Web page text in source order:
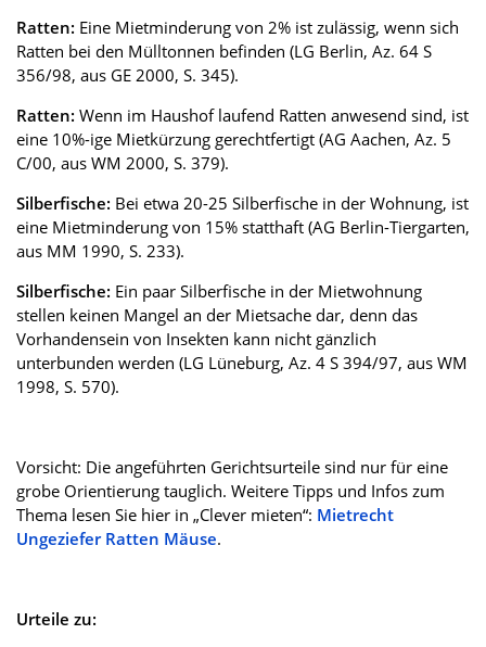
Ratten: Eine Mietminderung von 2% ist zulässig, wenn sich
Ratten bei den Mülltonnen befinden (LG Berlin, Az. 64 S
356/98, aus GE 2000, S. 345).
Ratten: Wenn im Haushof laufend Ratten anwesend sind, ist
eine 10%-ige Mietkürzung gerechtfertigt (AG Aachen, Az. 5
C/00, aus WM 2000, S. 379).
Silberfische: Bei etwa 20-25 Silberfische in der Wohnung, ist
eine Mietminderung von 15% statthaft (AG Berlin-Tiergarten,
aus MM 1990, S. 233).
Silberfische: Ein paar Silberfische in der Mietwohnung
stellen keinen Mangel an der Mietsache dar, denn das
Vorhandensein von Insekten kann nicht gänzlich
unterbunden werden (LG Lüneburg, Az. 4 S 394/97, aus WM
1998, S. 570).
Vorsicht: Die angeführten Gerichtsurteile sind nur für eine
grobe Orientierung tauglich. Weitere Tipps und Infos zum
Thema lesen Sie hier in „Clever mieten“: Mietrecht
Ungeziefer Ratten Mäuse.
Urteile zu: